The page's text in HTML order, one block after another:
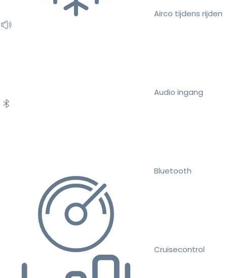
Airco tijdens rijden
Audio ingang
Bluetooth
Cruisecontrol